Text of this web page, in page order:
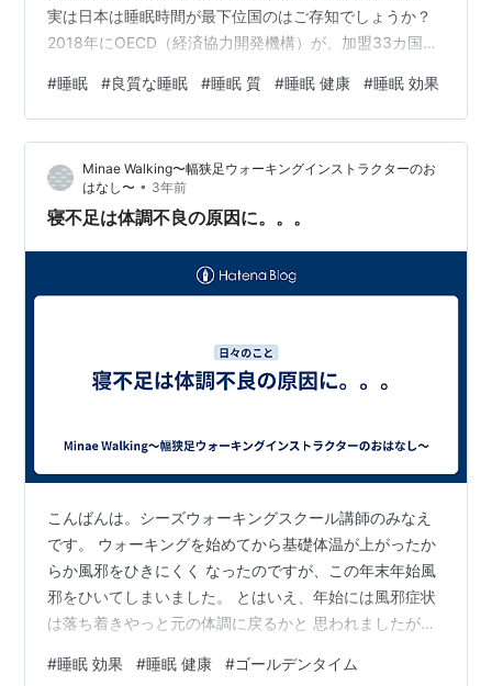
実は日本は睡眠時間が最下位国のはご存知でしょうか？
2018年にOECD（経済協力開発機構）が、加盟33カ国の
は、南アフリカの553分（9時間13分）。 それに対し
て、日本の平均睡眠時間は442分（7時間22分）で、なん
と最下位でした。 睡眠時間を増やすことでのメリット ま
ず第一に脳の活性化です。 十分な睡眠をとることで脳が
休息し、情報処理能力や記憶力が向上します。 良質な睡
眠は脳の活性化につ…
#睡眠 #良質な睡眠 #睡眠 質 #睡眠 健康 #睡眠 効果
Minae Walking〜幅狭足ウォーキングインストラクターのお
はなし〜 • 3年前
寝不足は体調不良の原因に。。。
こんばんは。シーズウォーキングスクール講師のみなえ
です。 ウォーキングを始めてから基礎体温が上がったか
らか風邪をひきにくく なったのですが、この年末年始風
邪をひいてしまいました。 とはいえ、年始には風邪症状
は落ち着きやっと元の体調に戻るかと 思われましたが、
として思われるのは・・・睡眠不足。 ここ数日家族も体
#睡眠 効果 #睡眠 健康 #ゴールデンタイム